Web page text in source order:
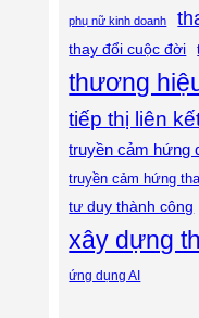
phụ nữ kinh doanh
thay đổi cuộc đời
thương
tiếp thị liên
truyền cảm hứng
truyền cảm hứng
tư duy thành công
xây dựng
ứng dụng AI